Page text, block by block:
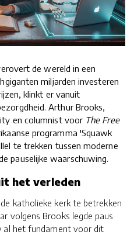
de wereld in een
miljarden investeren
klinkt er vanuit
Arthur Brooks,
en columnist voor The Free
programma 'Squawk
te trekken tussen moderne
pauselijke waarschuwing.
het verleden
katholieke kerk te betrekken
volgens Brooks legde paus
al het fundament voor dit